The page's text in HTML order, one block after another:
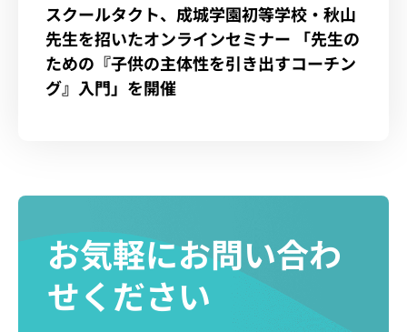
スクールタクト、成城学園初等学校・秋山
先生を招いたオンラインセミナー 「先生の
ための『子供の主体性を引き出すコーチン
グ』入門」を開催
お気軽にお問い合わ
せください